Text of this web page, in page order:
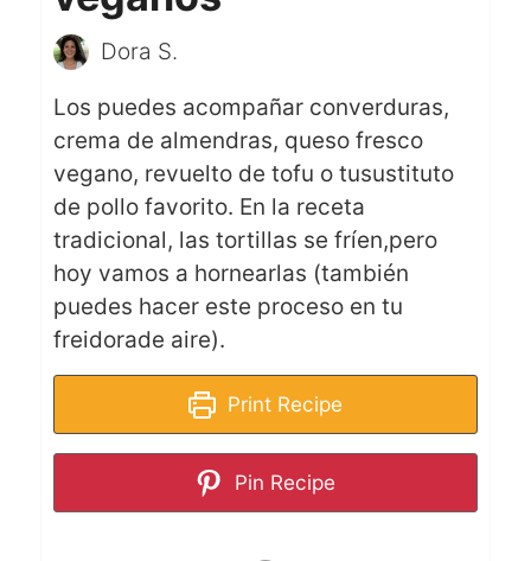
Dora S.
Los puedes acompañar converduras,
crema de almendras, queso fresco
vegano, revuelto de tofu o tusustituto
de pollo favorito. En la receta
tradicional, las tortillas se fríen,pero
hoy vamos a hornearlas (también
puedes hacer este proceso en tu
freidorade aire).
Print Recipe
Pin Recipe